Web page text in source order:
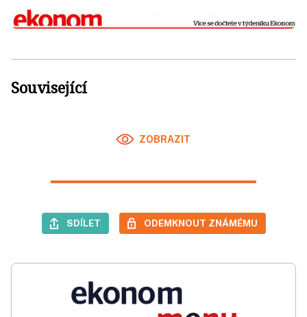
Související
ZOBRAZIT
SDÍLET ODEMKNOUT ZNÁMÉMU